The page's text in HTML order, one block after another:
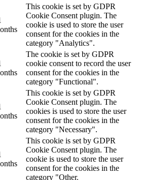
This cookie is set by GDPR
Cookie Consent plugin. The
cookie is used to store the user
consent for the cookies in the
category "Analytics".
The cookie is set by GDPR
cookie consent to record the user
consent for the cookies in the
category "Functional".
This cookie is set by GDPR
Cookie Consent plugin. The
cookies is used to store the user
consent for the cookies in the
category "Necessary".
This cookie is set by GDPR
Cookie Consent plugin. The
cookie is used to store the user
consent for the cookies in the
category "Other.